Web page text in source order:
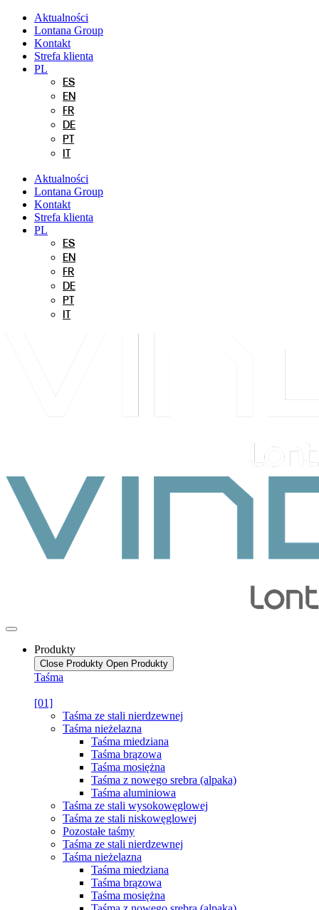
Przejdź
treści
Aktualności
Lontana Group
Kontakt
Strefa klienta
PL
ES
EN
FR
DE
PT
Aktualności
Lontana Group
Kontakt
Strefa klienta
PL
ES
EN
FR
DE
PT
Produkty
Close Produkty Open Produkty
Taśma
[01]
Taśma ze stali nierdzewnej
Taśma nieżelazna
Taśma miedziana
Taśma brązowa
Taśma mosiężna
Taśma z nowego srebra (alpaka)
Taśma aluminiowa
Taśma ze stali wysokowęglowej
Taśma ze stali niskowęglowej
Pozostałe taśmy
Taśma ze stali nierdzewnej
Taśma nieżelazna
Taśma miedziana
Taśma brązowa
Taśma mosiężna